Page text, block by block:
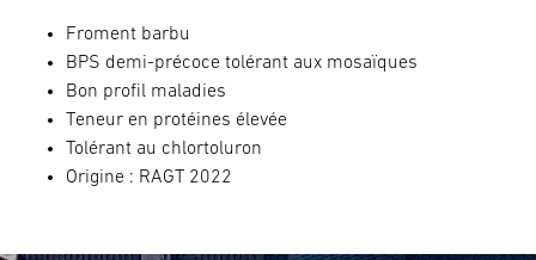
Froment barbu
BPS demi-précoce tolérant aux mosaïques
Bon profil maladies
Teneur en protéines élevée
Tolérant au chlortoluron
Origine : RAGT 2022